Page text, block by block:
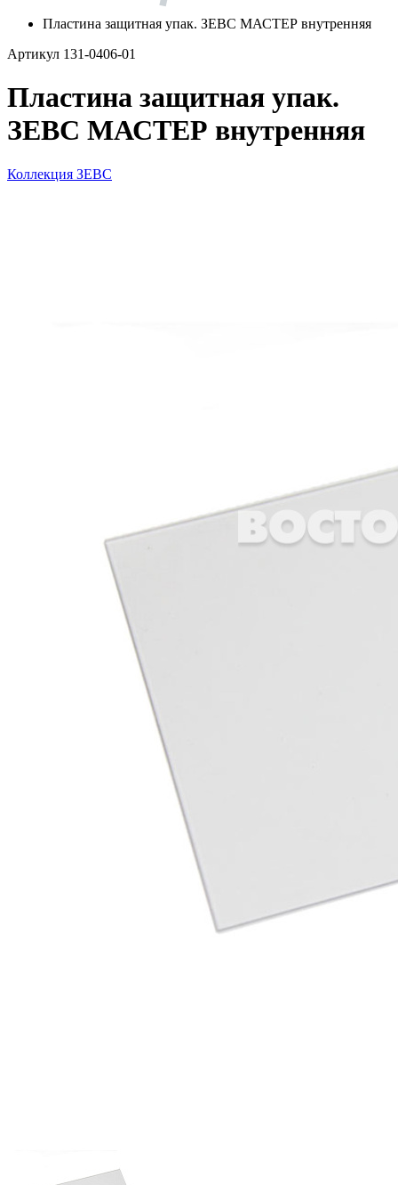
Пластина защитная упак. ЗЕВС МАСТЕР внутренняя
Артикул 131-0406-01
Пластина защитная упак.
ЗЕВС МАСТЕР внутренняя
Коллекция ЗЕВС